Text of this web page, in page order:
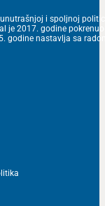
i spoljnoj
je 2017. godine
godine nastavlja sa